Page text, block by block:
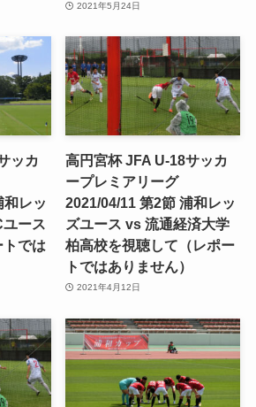
2021年5月24日
ッカ
レッ
ース
では
高円宮杯 JFA U-18サッカ
ープレミアリーグ
2021/04/11 第2節 浦和レッ
ズユース vs 流通経済大学
柏高校を視聴して（レポー
トではありません）
2021年4月12日